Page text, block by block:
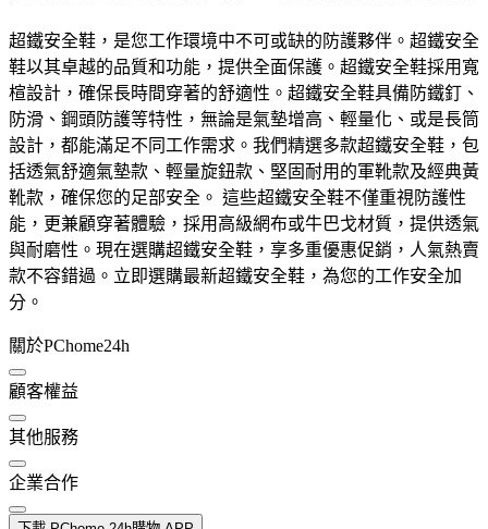
超鐵安全鞋，是您工作環境中不可或缺的防護夥伴。超鐵安全
鞋以其卓越的品質和功能，提供全面保護。超鐵安全鞋採用寬
楦設計，確保長時間穿著的舒適性。超鐵安全鞋具備防鐵釘、
防滑、鋼頭防護等特性，無論是氣墊增高、輕量化、或是長筒
設計，都能滿足不同工作需求。我們精選多款超鐵安全鞋，包
括透氣舒適氣墊款、輕量旋鈕款、堅固耐用的軍靴款及經典黃
靴款，確保您的足部安全。 這些超鐵安全鞋不僅重視防護性
能，更兼顧穿著體驗，採用高級網布或牛巴戈材質，提供透氣
與耐磨性。現在選購超鐵安全鞋，享多重優惠促銷，人氣熱賣
款不容錯過。立即選購最新超鐵安全鞋，為您的工作安全加
分。
關於PChome24h
顧客權益
其他服務
企業合作